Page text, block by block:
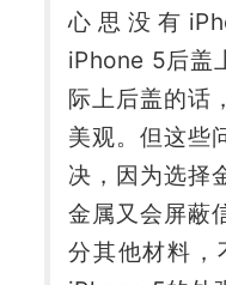
心思没有
iPhone 5后盖
际上后盖的话
美观。但这些
决，因为选择
金属又会屏蔽
分其他材料，